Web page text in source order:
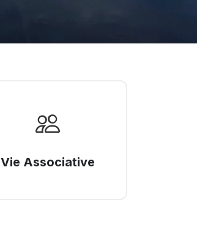
Vie Associative